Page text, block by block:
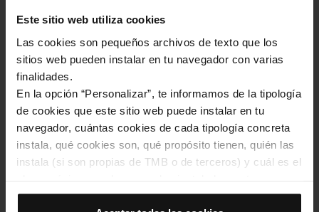
Este sitio web utiliza cookies
Las cookies son pequeños archivos de texto que los
sitios web pueden instalar en tu navegador con varias
finalidades.
En la opción “Personalizar”, te informamos de la tipología
de cookies que este sitio web puede instalar en tu
navegador, cuántas cookies de cada tipología concreta
instala, qué cookies son, qué propósito tienen, quién las
instala (si son propias de TMB o de terceros) y cuál es el
navegador. Si el panel de cookies muestra (0), significa
La línia 5 és la línia de metro preferida dels usuaris i usuàries de
TikTok
Cultura i Oci
Imatge